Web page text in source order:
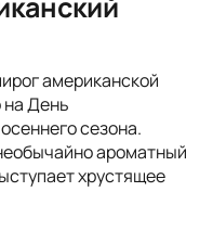
американской
на День
сезона.
ароматный
хрустящее